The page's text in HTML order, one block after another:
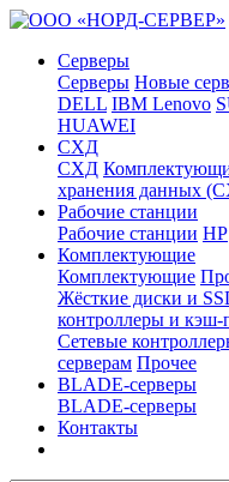
Серверы
Серверы Новые
DELL IBM Lenovo
HUAWEI
СХД
СХД
хранения данных
Рабочие станции
Рабочие станции HP
Комплектующие
Комплектующие
Жёсткие диски и
контроллеры и кэш-
Сетевые
серверам Прочее
BLADE-серверы
BLADE-серверы
Контакты